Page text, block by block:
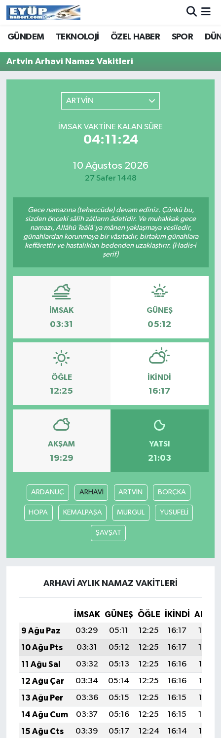
GÜNDEM TEKNOLOJİ ÖZEL HABER SPOR
Artvin Arhavi Namaz Vakitleri
ARTVİN
İMSAK VAKTINE KALAN SÜRE
04:11:24
10 Ağustos 2026
27 Safer 1448
Gece namazına (teheccüde) devam ediniz. Çünkü bu,
sizden önceki sâlih zâtların âdetidir. Ve muhakkak gece
namazı, Allâhü Teâlâ'ya mânen yaklaşmaya vesîledir,
günahlardan korunmaya bir vâsıtadır, birtakım günahlara
keffârettir ve hastalıkları bedenden uzaklaştırır. (Hadis-i
şerif)
İMSAK
03:31
GÜNEŞ
05:12
ÖĞLE
12:25
İKINDI
16:17
AKŞAM
19:29
YATSI
21:03
ARDANUÇ ARHAVİ ARTVİN BORÇKA
HOPA KEMALPAŞA MURGUL YUSUFELİ
ŞAVŞAT
ARHAVİ AYLIK NAMAZ VAKITLERI
İMSAK GÜNEŞ ÖĞLE İKINDI
9 Ağu Paz
03:29 05:11 12:25 16:17
19:30
10 Ağu Pts
03:31 05:12 12:25 16:17
19:29
11 Ağu Sal
03:32 05:13 12:25 16:16
19:28
12 Ağu Çar
03:34 05:14 12:25 16:16
19:26
13 Ağu Per
03:36 05:15 12:25 16:15
19:25
14 Ağu Cum
03:37 05:16 12:25 16:15
19:24
15 Ağu Cts
03:39 05:17 12:24 16:14
19:22